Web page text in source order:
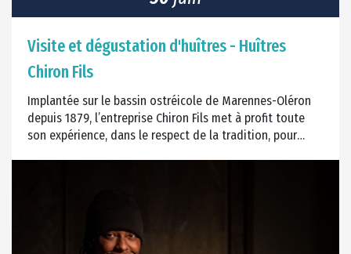
Visite et dégustation d'huîtres - Huîtres
Chiron Fils
Implantée sur le bassin ostréicole de Marennes-Oléron
depuis 1879, l’entreprise Chiron Fils met à profit toute
son expérience, dans le respect de la tradition, pour